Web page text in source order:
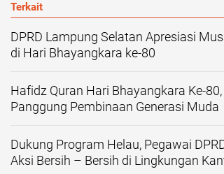
Terkait
DPRD Lampung Selatan Apresiasi
di Hari Bhayangkara ke-80
Hafidz Quran Hari Bhayangkara Ke-
Panggung Pembinaan Generasi Muda
Dukung Program Helau, Pegawai
Aksi Bersih – Bersih di Lingkungan